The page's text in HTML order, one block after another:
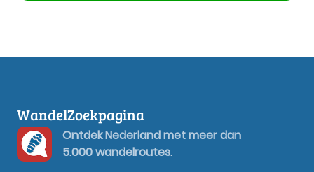
WandelZoekpagina
Ontdek Nederland met meer dan
5.000 wandelroutes.